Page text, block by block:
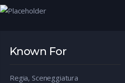
Known For
Regia, Sceneggiatura